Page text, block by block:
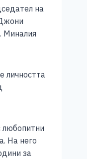
на
Миналия
личността
любопитни
На него
за